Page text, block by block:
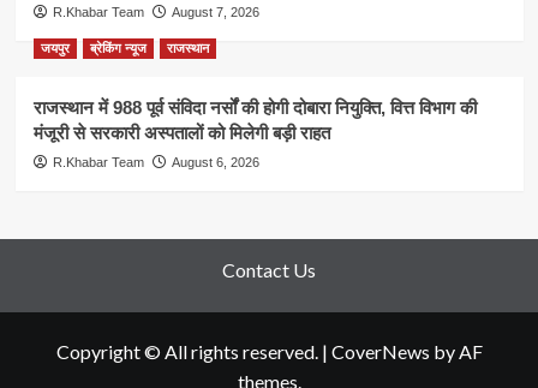
R.Khabar Team August 7, 2026
जयपुर ब्रेकिंग न्यूज राजस्थान
राजस्थान में 988 पूर्व संविदा नर्सों की होगी दोबारा नियुक्ति, वित्त विभाग की
मंजूरी से सरकारी अस्पतालों को मिलेगी बड़ी राहत
R.Khabar Team August 6, 2026
Contact Us
Copyright © All rights reserved. | CoverNews by AF
themes.